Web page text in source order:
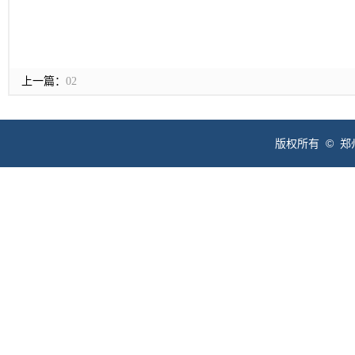
上一篇： 02
版权所有 © 郑